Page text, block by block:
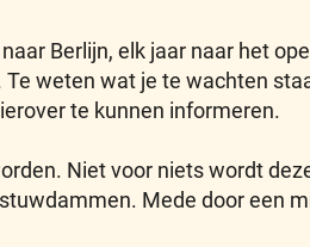
Berlijn, elk jaar naar het
weten wat je te wachten
te kunnen informeren.
Niet voor niets wordt
Mede door een